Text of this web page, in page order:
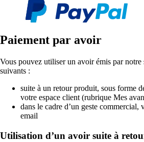
Paiement par avoir
Vous pouvez utiliser un avoir émis par notre
suivants :
suite à un retour produit, sous forme
votre espace client (rubrique Mes
dans le cadre d’un geste commercial,
email
Utilisation d’un avoir suite à